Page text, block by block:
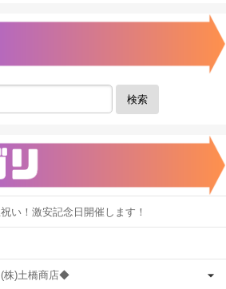
検索
い！激安記念日開催します！
株)土橋商店◆